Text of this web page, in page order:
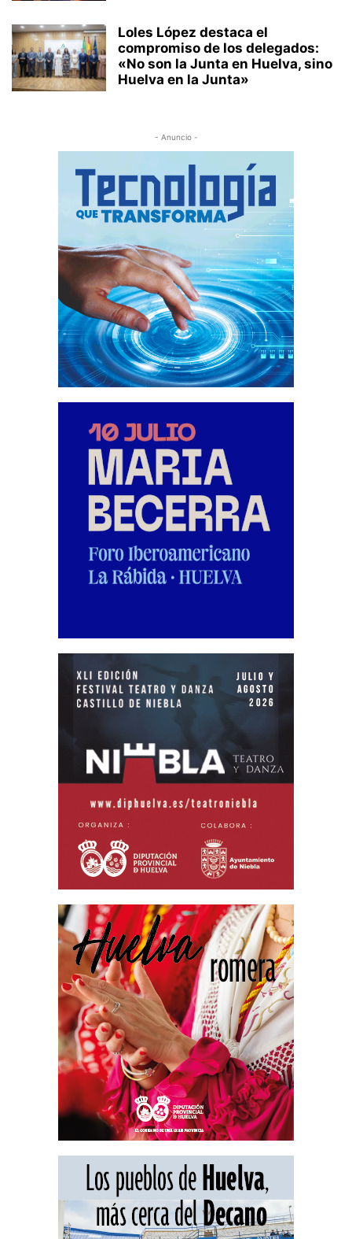
Loles López destaca el
compromiso de los delegados:
«No son la Junta en Huelva, sino
Huelva en la Junta»
- Anuncio -